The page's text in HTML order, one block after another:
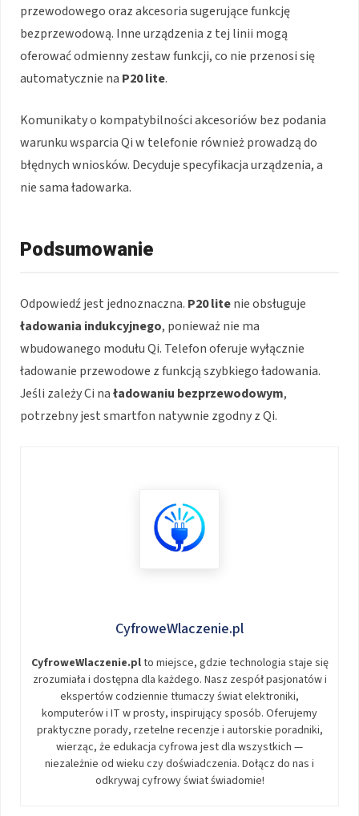
przewodowego oraz akcesoria sugerujące funkcję
bezprzewodową. Inne urządzenia z tej linii mogą
oferować odmienny zestaw funkcji, co nie przenosi się
automatycznie na P20 lite.
Komunikaty o kompatybilności akcesoriów bez podania
warunku wsparcia Qi w telefonie również prowadzą do
błędnych wniosków. Decyduje specyfikacja urządzenia, a
nie sama ładowarka.
Podsumowanie
Odpowiedź jest jednoznaczna. P20 litenie obsługuje
ładowania indukcyjnego, ponieważ nie ma
wbudowanego modułu Qi. Telefon oferuje wyłącznie
ładowanie przewodowe z funkcją szybkiego ładowania.
Jeśli zależy Ci naładowaniu bezprzewodowym,
potrzebny jest smartfon natywnie zgodny z Qi.
CyfroweWlaczenie.pl
CyfroweWlaczenie.plto miejsce, gdzie technologia staje się
zrozumiała i dostępna dla każdego. Nasz zespół pasjonatów i
ekspertów codziennie tłumaczy świat elektroniki,
komputerów i IT w prosty, inspirujący sposób. Oferujemy
praktyczne porady, rzetelne recenzje i autorskie poradniki,
wierząc, że edukacja cyfrowa jest dla wszystkich —
niezależnie od wieku czy doświadczenia. Dołącz do nas i
odkrywaj cyfrowy świat świadomie!